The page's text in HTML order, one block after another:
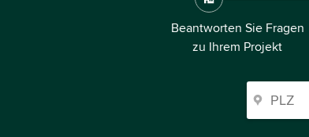
Beantworten Sie Fragen
zu Ihrem Projekt